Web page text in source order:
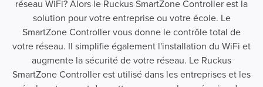
réseau WiFi? Alors le Ruckus SmartZone Controller est la
solution pour votre entreprise ou votre école. Le
SmartZone Controller vous donne le contrôle total de
votre réseau. Il simplifie également l'installation du WiFi et
augmente la sécurité de votre réseau. Le Ruckus
SmartZone Controller est utilisé dans les entreprises et les